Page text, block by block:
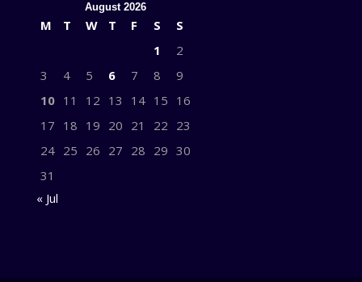
August 2026
M T W T F S
S
1
2
3
4 5 6 7 8
9
10 11 12 13 14 15 16
17 18 19 20 21 22 23
24 25 26 27 28 29 30
31
« Jul